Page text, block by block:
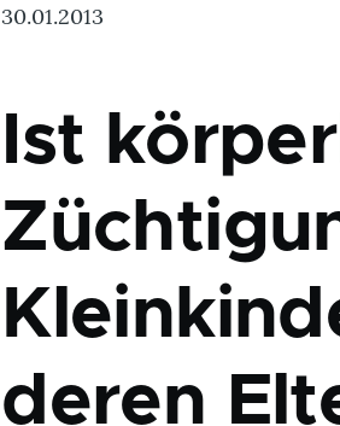
30.01.2013
Ist
deren